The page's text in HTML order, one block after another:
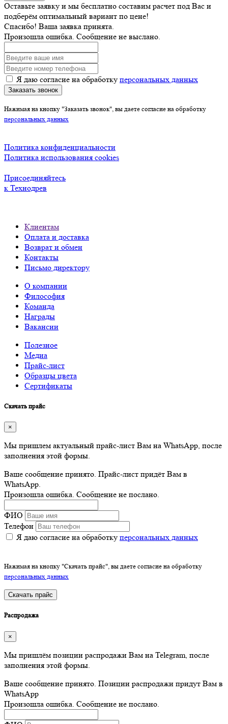
Оставьте заявку и мы бесплатно составим расчет под Вас и
подберём оптимальный вариант по цене!
Спасибо! Ваша заявка принята.
Произошла ошибка. Сообщение не выслано.
Я даю согласие на обработку персональных данных
Заказать звонок
Нажимая на кнопку "Заказать звонок", вы даете согласие на обработку
персональных данных
Политика конфиденциальности
Политика использования cookies
Присоединяйтесь
к Технодрев
Клиентам
Оплата и доставка
Возврат и обмен
Контакты
Письмо директору
О компании
Философия
Команда
Награды
Вакансии
Полезное
Медиа
Прайс-лист
Образцы цвета
Сертификаты
Скачать прайс
×
Мы пришлем актуальный прайс-лист Вам на WhatsApp, после
заполнения этой формы.
Ваше сообщение принято. Прайс-лист придёт Вам в
WhatsApp.
Произошла ошибка. Сообщение не послано.
ФИО
Телефон
Я даю согласие на обработку персональных данных
Нажимая на кнопку "Скачать прайс", вы даете согласие на обработку
персональных данных
Скачать прайс
Распродажа
×
Мы пришлём позиции распродажи Вам на Telegram, после
заполнения этой формы.
Ваше сообщение принято. Позиции распродажи придут Вам в
WhatsApp
Произошла ошибка. Сообщение не послано.